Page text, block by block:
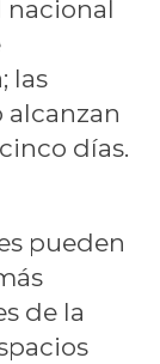
nacional
las
alcanzan
días.
pueden
de la